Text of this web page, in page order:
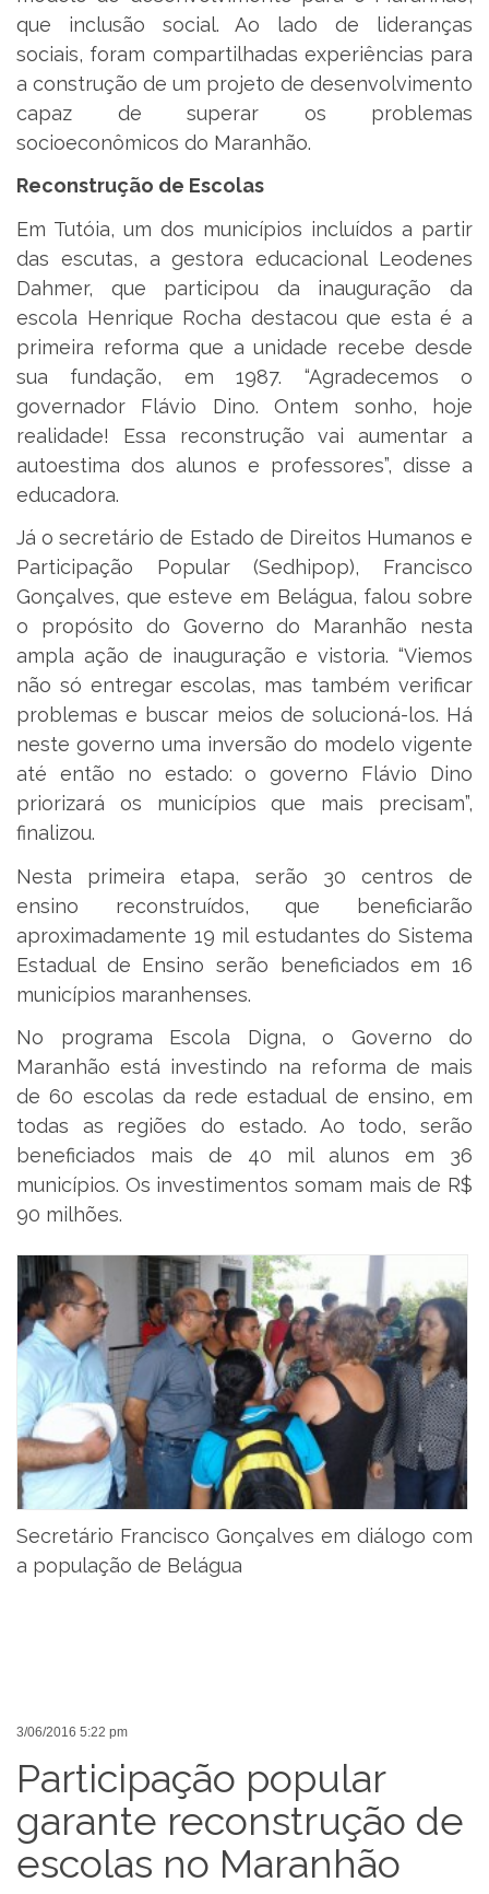
que inclusão social. Ao lado de lideranças
sociais, foram compartilhadas experiências para
a construção de um projeto de desenvolvimento
capaz de superar os problemas
socioeconômicos do Maranhão.
Reconstrução de Escolas
Em Tutóia, um dos municípios incluídos a partir
das escutas, a gestora educacional Leodenes
Dahmer, que participou da inauguração da
escola Henrique Rocha destacou que esta é a
primeira reforma que a unidade recebe desde
sua fundação, em 1987. “Agradecemos o
governador Flávio Dino. Ontem sonho, hoje
realidade! Essa reconstrução vai aumentar a
autoestima dos alunos e professores”, disse a
educadora.
Já o secretário de Estado de Direitos Humanos e
Participação Popular (Sedhipop), Francisco
Gonçalves, que esteve em Belágua, falou sobre
o propósito do Governo do Maranhão nesta
ampla ação de inauguração e vistoria. “Viemos
não só entregar escolas, mas também verificar
problemas e buscar meios de solucioná-los. Há
neste governo uma inversão do modelo vigente
até então no estado: o governo Flávio Dino
priorizará os municípios que mais precisam”,
finalizou.
Nesta primeira etapa, serão 30 centros de
ensino reconstruídos, que beneficiarão
aproximadamente 19 mil estudantes do Sistema
Estadual de Ensino serão beneficiados em 16
municípios maranhenses.
No programa Escola Digna, o Governo do
Maranhão está investindo na reforma de mais
de 60 escolas da rede estadual de ensino, em
todas as regiões do estado. Ao todo, serão
beneficiados mais de 40 mil alunos em 36
municípios. Os investimentos somam mais de R$
90 milhões.
Secretário Francisco Gonçalves em diálogo com
a população de Belágua
3/06/2016 5:22 pm
Participação popular
garante reconstrução de
escolas no Maranhão